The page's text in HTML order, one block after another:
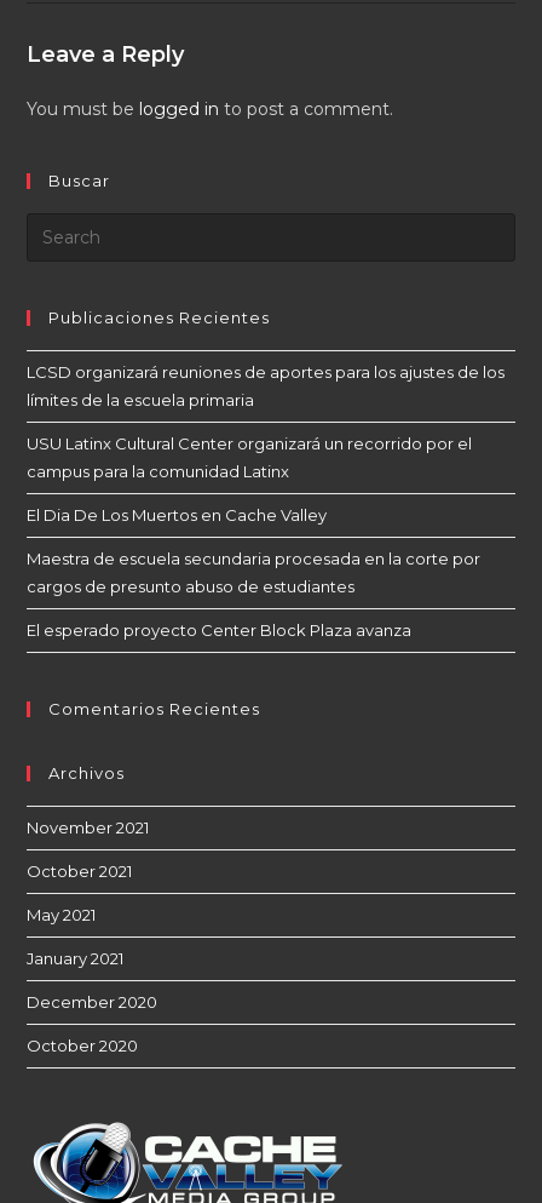
Leave a Reply
You must be logged in to post a comment.
Buscar
Publicaciones Recientes
LCSD organizará reuniones de aportes para los ajustes de los
límites de la escuela primaria
USU Latinx Cultural Center organizará un recorrido por el
campus para la comunidad Latinx
El Dia De Los Muertos en Cache Valley
Maestra de escuela secundaria procesada en la corte por
cargos de presunto abuso de estudiantes
El esperado proyecto Center Block Plaza avanza
Comentarios Recientes
Archivos
November 2021
October 2021
May 2021
January 2021
December 2020
October 2020